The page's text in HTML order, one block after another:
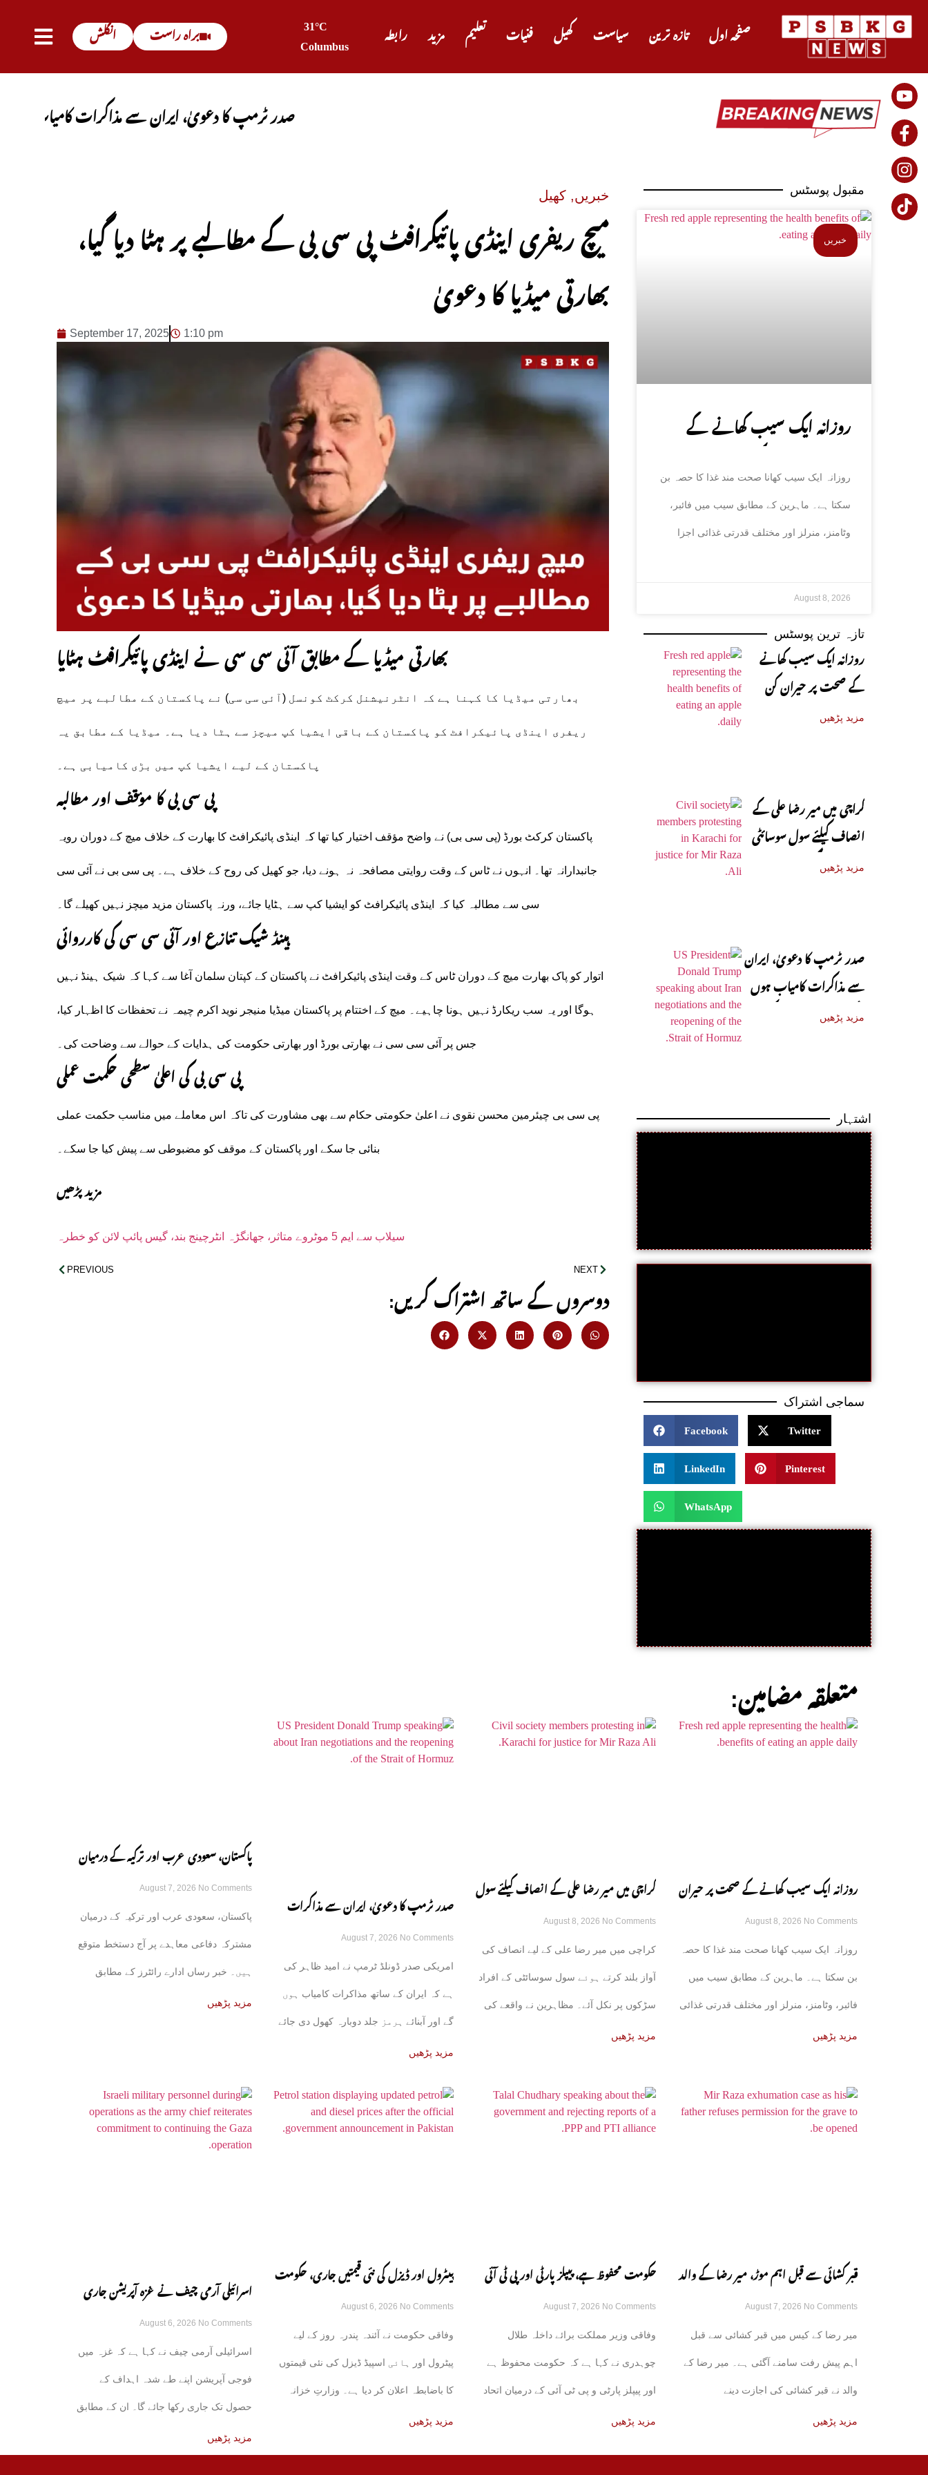
انگلش براہ راست
31°C
Columbus
رابطہ مزید تعلیم فنیات کھیل سیاست تازہ ترین صفحہ اول
صدر ٹرمپ کا دعویٰ، ایران سے مذاکرات کامیاب ہوں گے،
خبریں, کھیل
میچ ریفری اینڈی پائیکرافٹ پی سی بی کے مطالبے پر ہٹا دیا گیا،
بھارتی میڈیا کا دعویٰ
September 17, 2025 1:10 pm
بھارتی میڈیا کے مطابق آئی سی سی نے اینڈی پائیکرافٹ ہٹایا
بھارتی میڈیا کا کہنا ہے کہ انٹرنیشنل کرکٹ کونسل (آئی سی سی) نے پاکستان کے مطالبے پر میچ
ریفری اینڈی پائیکرافٹ کو پاکستان کے باقی ایشیا کپ میچز سے ہٹا دیا ہے۔ میڈیا کے مطابق یہ
پاکستان کے لیے ایشیا کپ میں بڑی کامیابی ہے۔
پی سی بی کا مؤقف اور مطالبہ
پاکستان کرکٹ بورڈ (پی سی بی) نے واضح مؤقف اختیار کیا تھا کہ اینڈی پائیکرافٹ کا بھارت کے خلاف میچ کے دوران رویہ
جانبدارانہ تھا۔ انہوں نے ٹاس کے وقت روایتی مصافحہ نہ ہونے دیا، جو کھیل کی روح کے خلاف ہے۔ پی سی بی نے آئی سی
سی سے مطالبہ کیا کہ اینڈی پائیکرافٹ کو ایشیا کپ سے ہٹایا جائے، ورنہ پاکستان مزید میچز نہیں کھیلے گا۔
ہینڈ شیک تنازع اور آئی سی سی کی کارروائی
اتوار کو پاک بھارت میچ کے دوران ٹاس کے وقت اینڈی پائیکرافٹ نے پاکستان کے کپتان سلمان آغا سے کہا کہ شیک ہینڈ نہیں
ہوگا اور یہ سب ریکارڈ نہیں ہونا چاہیے۔ میچ کے اختتام پر پاکستان میڈیا منیجر نوید اکرم چیمہ نے تحفظات کا اظہار کیا،
جس پر آئی سی سی نے بھارتی بورڈ اور بھارتی حکومت کی ہدایات کے حوالے سے وضاحت کی۔
پی سی بی کی اعلیٰ سطحی حکمت عملی
پی سی بی چیئرمین محسن نقوی نے اعلیٰ حکومتی حکام سے بھی مشاورت کی تاکہ اس معاملے میں مناسب حکمت عملی
بنائی جا سکے اور پاکستان کے موقف کو مضبوطی سے پیش کیا جا سکے۔
مزید پڑھیں
سیلاب سے ایم 5 موٹروے متاثر، جھانگڑہ انٹرچینج بند، گیس پائپ لائن کو خطرہ
PREVIOUS NEXT
:دوسروں کے ساتھ اشتراک کریں
مقبول پوسٹس
خبریں
روزانہ ایک سیب کھانے کے
نے بتا دیے
روزانہ ایک سیب کھانا صحت مند غذا کا حصہ بن
سکتا ہے۔ ماہرین کے مطابق سیب میں فائبر،
وٹامنز، منرلز اور مختلف قدرتی غذائی اجزا
August 8, 2026
تازہ ترین پوسٹس
روزانہ ایک سیب کھانے
کے صحت پر حیران کن
فوائد، ماہرین نے بتا دیے
مزید پڑھیں
کراچی میں میر رضا علی کے
انصاف کیلئے سول سوسائٹی
سڑکوں پر آ گئی
مزید پڑھیں
صدر ٹرمپ کا دعویٰ، ایران
سے مذاکرات کامیاب ہوں
گے، آبنائے ہرمز جلد کھل
مزید پڑھیں
اشتہار
سماجی اشتراک
Facebook Twitter
LinkedIn Pinterest
WhatsApp
:متعلقہ مضامین
روزانہ ایک سیب کھانے کے صحت پر حیران
کن فوائد، ماہرین نے بتا دیے
August 8, 2026 No Comments
روزانہ ایک سیب کھانا صحت مند غذا کا حصہ
بن سکتا ہے۔ ماہرین کے مطابق سیب میں
فائبر، وٹامنز، منرلز اور مختلف قدرتی غذائی
مزید پڑھیں
کراچی میں میر رضا علی کے انصاف کیلئے سول
سوسائٹی سڑکوں پر آ گئی
August 8, 2026 No Comments
کراچی میں میر رضا علی کے لیے انصاف کی
آواز بلند کرتے ہوئے سول سوسائٹی کے افراد
سڑکوں پر نکل آئے۔ مظاہرین نے واقعے کی
مزید پڑھیں
صدر ٹرمپ کا دعویٰ، ایران سے مذاکرات
کامیاب ہوں گے، آبنائے ہرمز جلد کھل جائے
August 7, 2026 No Comments
امریکی صدر ڈونلڈ ٹرمپ نے امید ظاہر کی
ہے کہ ایران کے ساتھ مذاکرات کامیاب ہوں
گے اور آبنائے ہرمز جلد دوبارہ کھول دی جائے
مزید پڑھیں
پاکستان، سعودی عرب اور ترکیہ کے درمیان
مشترکہ دفاعی معاہدہ آج متوقع
August 7, 2026 No Comments
پاکستان، سعودی عرب اور ترکیہ کے درمیان
مشترکہ دفاعی معاہدے پر آج دستخط متوقع
ہیں۔ خبر رساں ادارے رائٹرز کے مطابق
علاقائی ذرائع نے بتایا
مزید پڑھیں
قبر کشائی سے قبل اہم موڑ، میر رضا کے والد
نے اجازت دینے سے انکار کر دیا
August 7, 2026 No Comments
میر رضا کے کیس میں قبر کشائی سے قبل
اہم پیش رفت سامنے آگئی ہے۔ میر رضا کے
والد نے قبر کشائی کی اجازت دینے
مزید پڑھیں
حکومت محفوظ ہے، پیپلز پارٹی اور پی ٹی آئی
کے اتحاد کی باتیں بے بنیاد ہیں: طلال چوہدری
August 7, 2026 No Comments
وفاقی وزیر مملکت برائے داخلہ طلال
چوہدری نے کہا ہے کہ حکومت محفوظ ہے
اور پیپلز پارٹی و پی ٹی آئی کے درمیان اتحاد
کی
مزید پڑھیں
پیٹرول اور ڈیزل کی نئی قیمتیں جاری، حکومت
کا باضابطہ اعلانAugust 6, 2026 No Comments
وفاقی حکومت نے آئندہ پندرہ روز کے لیے
پیٹرول اور ہائی اسپیڈ ڈیزل کی نئی قیمتوں
کا باضابطہ اعلان کر دیا ہے۔ وزارتِ خزانہ
کی
مزید پڑھیں
اسرائیلی آرمی چیف نے غزہ آپریشن جاری
رکھنے کے عزم کا اظہار کر دیا
August 6, 2026 No Comments
اسرائیلی آرمی چیف نے کہا ہے کہ غزہ میں
فوجی آپریشن اپنے طے شدہ اہداف کے
حصول تک جاری رکھا جائے گا۔ ان کے مطابق
مزید پڑھیں